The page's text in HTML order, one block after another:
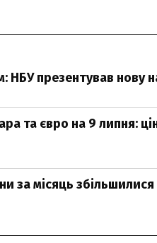
НБУ презентував нову
та євро на 9 липня:
за місяць збільшилися